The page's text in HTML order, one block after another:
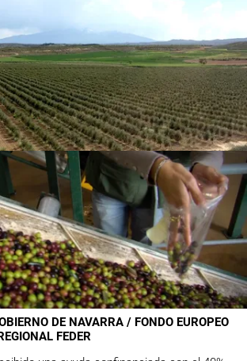
DE NAVARRA / FONDO EUROPEO
FEDER